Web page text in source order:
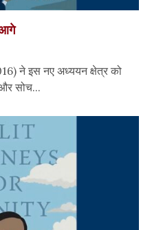
ने इस नए अध्ययन क्षेत्र को
सोच...